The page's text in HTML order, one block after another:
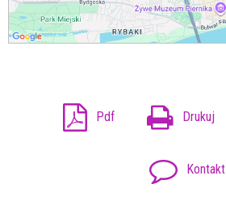
Pdf Drukuj
Kontakt